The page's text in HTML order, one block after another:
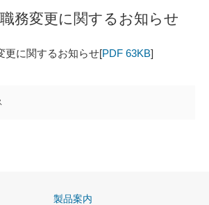
務変更に関するお知らせ
更に関するお知らせ[PDF 63KB]
製品案内